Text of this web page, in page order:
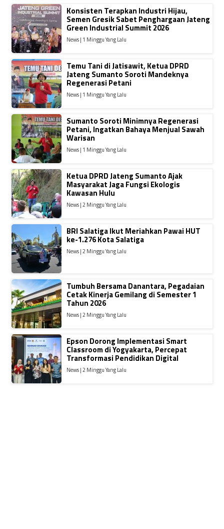
Konsisten Terapkan Industri Hijau,
Semen Gresik Sabet Penghargaan Jateng
Green Industrial Summit 2026
News | 1 Minggu Yang Lalu
Temu Tani di Jatisawit, Ketua DPRD
Jateng Sumanto Soroti Mandeknya
Regenerasi Petani
News | 1 Minggu Yang Lalu
Sumanto Soroti Minimnya Regenerasi
Petani, Ingatkan Bahaya Menjual Sawah
Warisan
News | 1 Minggu Yang Lalu
Ketua DPRD Jateng Sumanto Ajak
Masyarakat Jaga Fungsi Ekologis
Kawasan Hulu
News | 2 Minggu Yang Lalu
BRI Salatiga Ikut Meriahkan Pawai HUT
ke-1.276 Kota Salatiga
News | 2 Minggu Yang Lalu
Tumbuh Bersama Danantara, Pegadaian
Cetak Kinerja Gemilang di Semester 1
Tahun 2026
News | 2 Minggu Yang Lalu
Epson Dorong Implementasi Smart
Classroom di Yogyakarta, Percepat
Transformasi Pendidikan Digital
News | 2 Minggu Yang Lalu